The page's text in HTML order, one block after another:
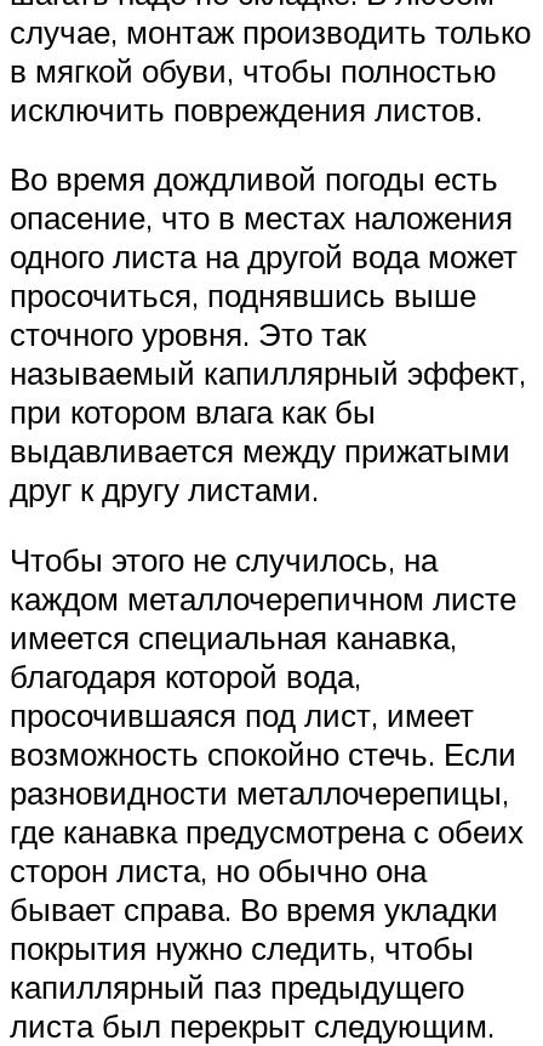
случае, монтаж производить только
в мягкой обуви, чтобы полностью
исключить повреждения листов.
Во время дождливой погоды есть
опасение, что в местах наложения
одного листа на другой вода может
просочиться, поднявшись выше
сточного уровня. Это так
называемый капиллярный эффект,
при котором влага как бы
выдавливается между прижатыми
друг к другу листами.
Чтобы этого не случилось, на
каждом металлочерепичном листе
имеется специальная канавка,
благодаря которой вода,
просочившаяся под лист, имеет
возможность спокойно стечь. Если
разновидности металлочерепицы,
где канавка предусмотрена с обеих
сторон листа, но обычно она
бывает справа. Во время укладки
покрытия нужно следить, чтобы
капиллярный паз предыдущего
листа был перекрыт следующим.